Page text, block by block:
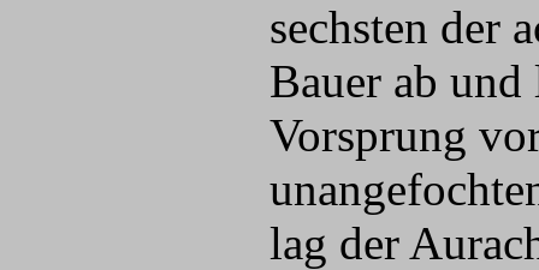
sechsten der
Bauer ab
Vorsprung
lag der